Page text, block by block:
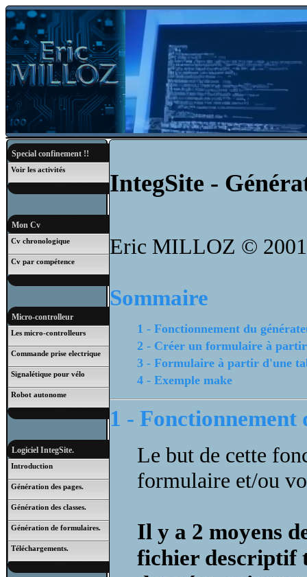
Special confinement !!
Voir les activités
Mon Cv
Cv chronologique
Cv par compétence
Micro-controlleur
Les micro-controlleurs
Commande prise electrique
Signalétique pour vélo
Robot autonome
Logiciel IntegSite.
Introduction
Génération des pages.
Génération des classes.
Génération de formulaires.
Téléchargements.
IntegSite -
Eric MILLOZ ©
Sommaire
1 - Fonctionnement du
2 - Créer un formulaire à partir
3 - Formulaire à partir d'une
4 - Exemple make
1 -
Le but de cette
formulaire et/ou
Il y a 2 moyens
fichier descriptif